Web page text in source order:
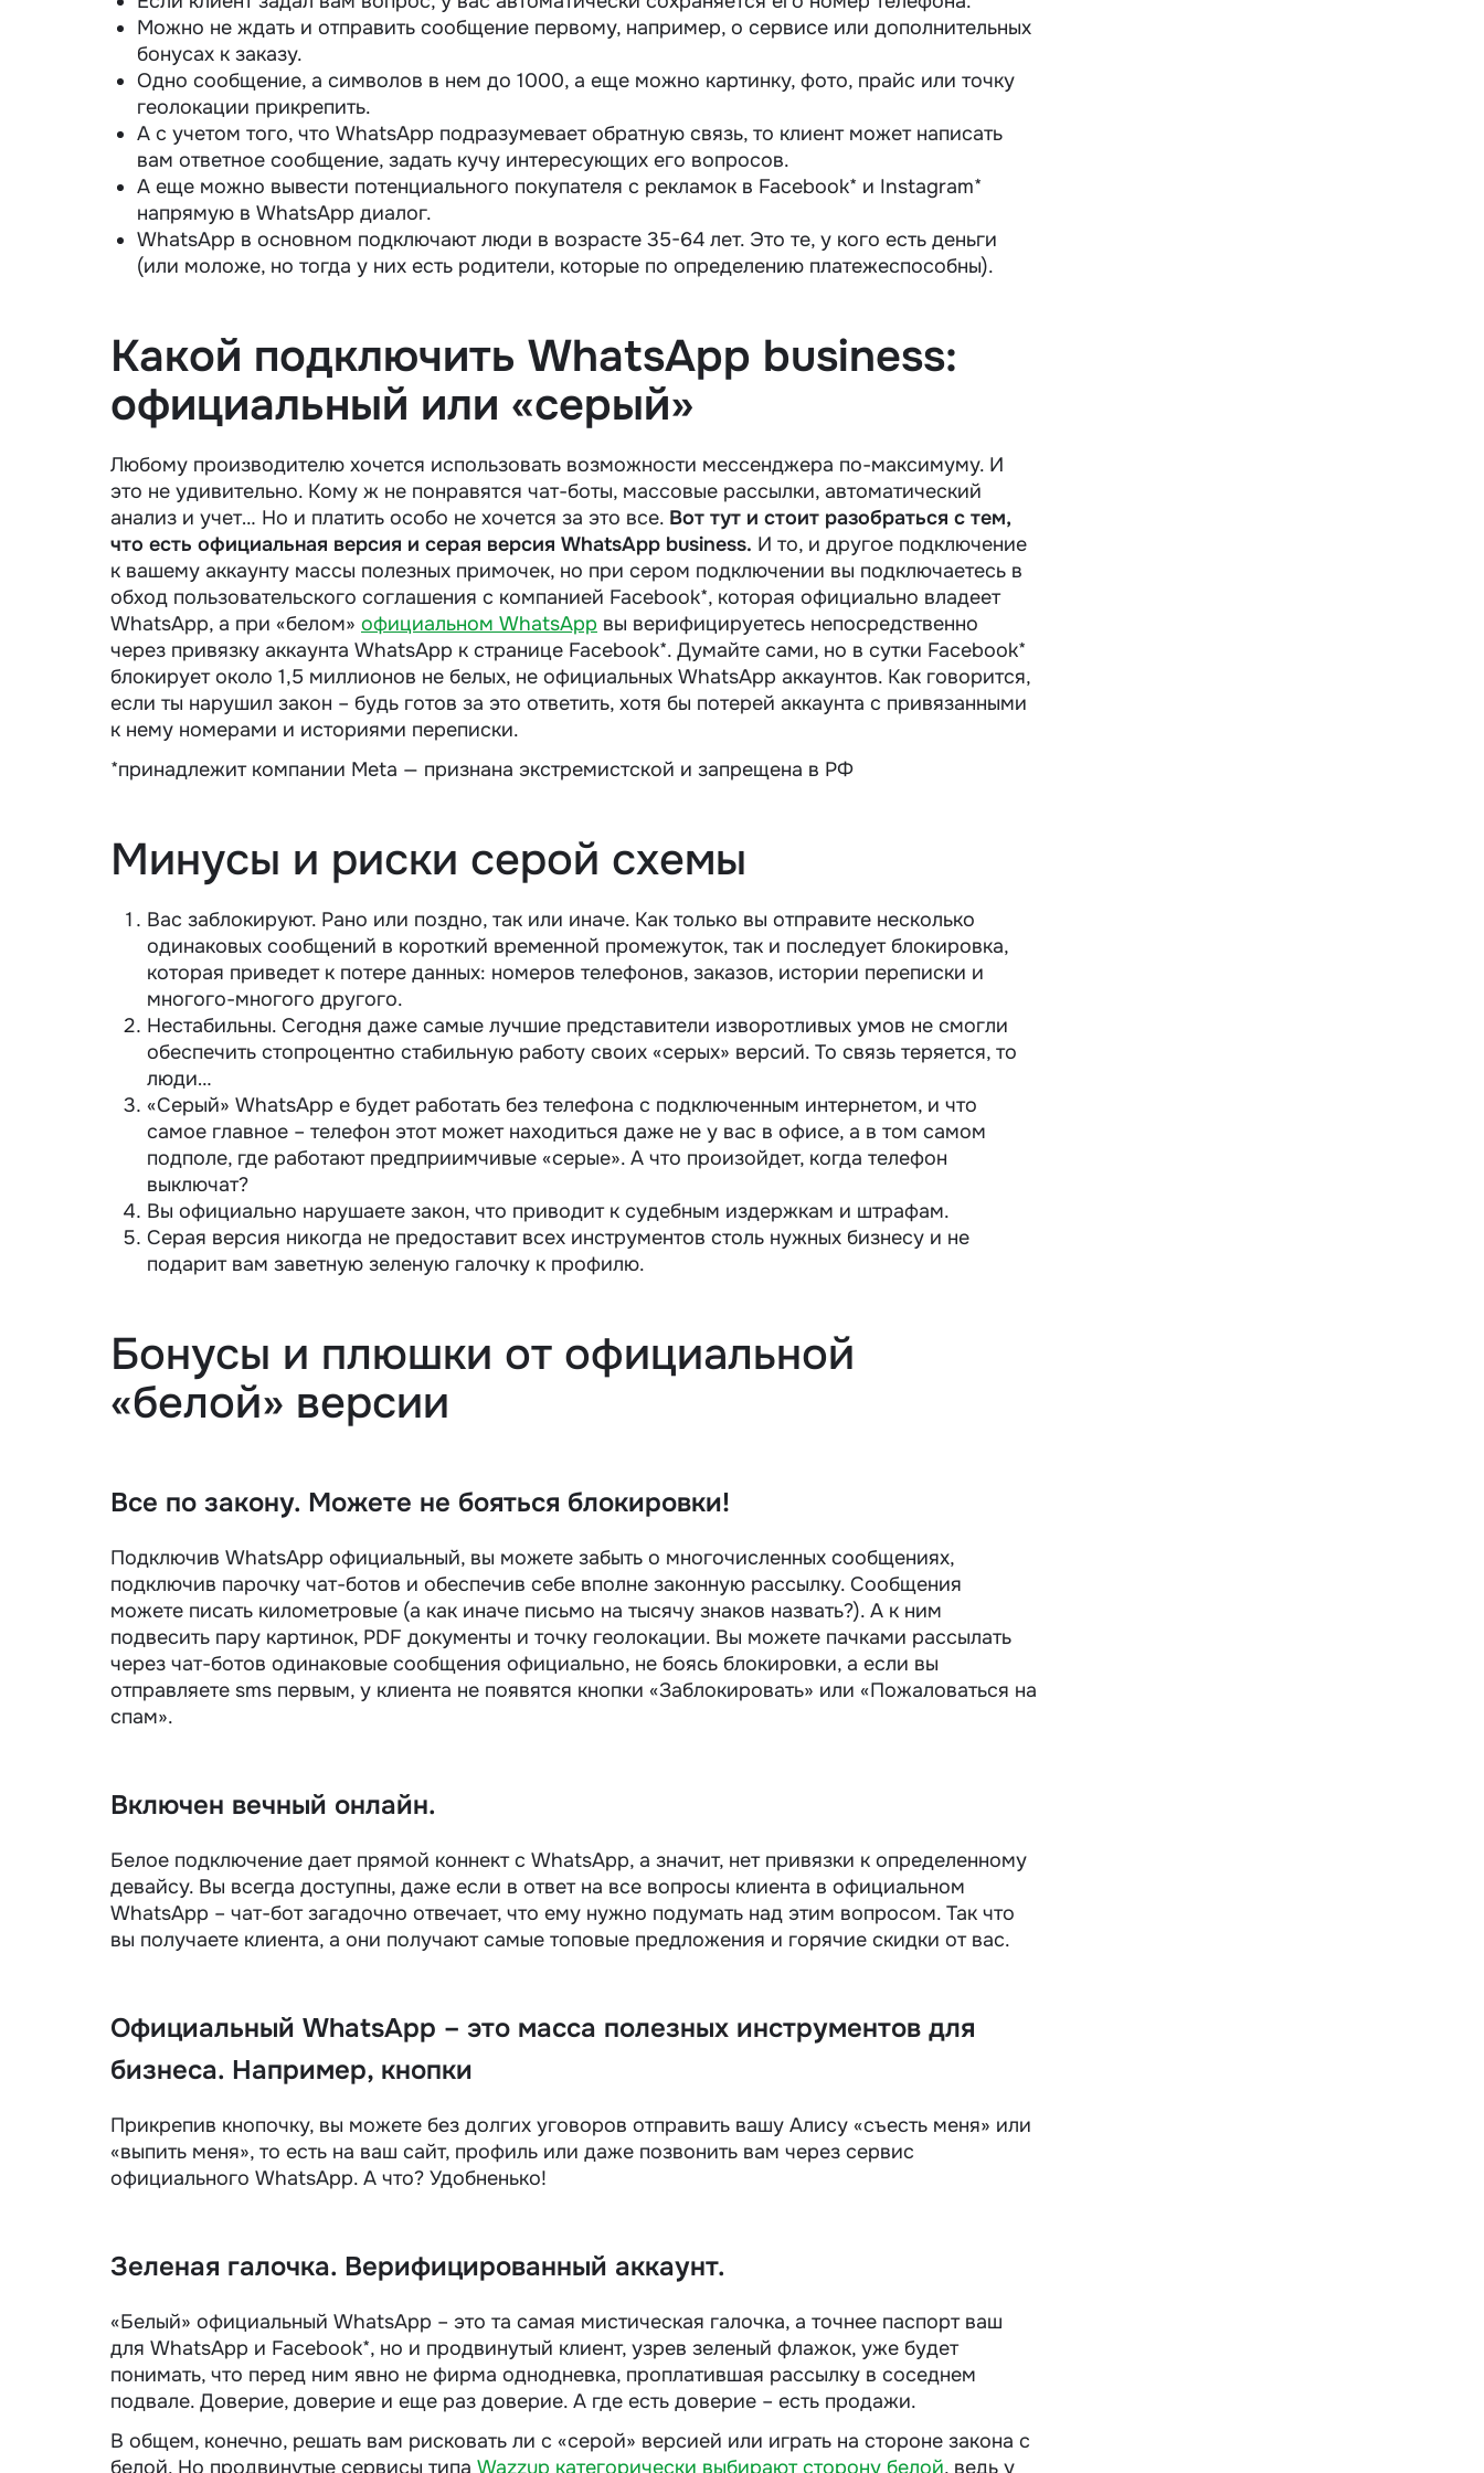
Можно не ждать и отправить сообщение первому, например, о сервисе или дополнительных
бонусах к заказу.
Одно сообщение, а символов в нем до 1000, а еще можно картинку, фото, прайс или точку
геолокации прикрепить.
А с учетом того, что WhatsApp подразумевает обратную связь, то клиент может написать
вам ответное сообщение, задать кучу интересующих его вопросов.
А еще можно вывести потенциального покупателя с рекламок в Facebook* и Instagram*
напрямую в WhatsApp диалог.
WhatsApp в основном подключают люди в возрасте 35-64 лет. Это те, у кого есть деньги
(или моложе, но тогда у них есть родители, которые по определению платежеспособны).
Какой подключить WhatsApp business:
официальный или «серый»
Любому производителю хочется использовать возможности мессенджера по-максимуму. И
это не удивительно. Кому ж не понравятся чат-боты, массовые рассылки, автоматический
анализ и учет… Но и платить особо не хочется за это все. Вот тут и стоит разобраться с тем,
что есть официальная версия и серая версия WhatsApp business. И то, и другое подключение
к вашему аккаунту массы полезных примочек, но при сером подключении вы подключаетесь в
обход пользовательского соглашения с компанией Facebook*, которая официально владеет
WhatsApp, а при «белом» официальном WhatsApp вы верифицируетесь непосредственно
через привязку аккаунта WhatsApp к странице Facebook*. Думайте сами, но в сутки Facebook*
блокирует около 1,5 миллионов не белых, не официальных WhatsApp аккаунтов. Как говорится,
если ты нарушил закон – будь готов за это ответить, хотя бы потерей аккаунта с привязанными
к нему номерами и историями переписки.
*принадлежит компании Meta — признана экстремистской и запрещена в РФ
Минусы и риски серой схемы
Вас заблокируют. Рано или поздно, так или иначе. Как только вы отправите несколько
одинаковых сообщений в короткий временной промежуток, так и последует блокировка,
которая приведет к потере данных: номеров телефонов, заказов, истории переписки и
многого-многого другого.
Нестабильны. Сегодня даже самые лучшие представители изворотливых умов не смогли
обеспечить стопроцентно стабильную работу своих «серых» версий. То связь теряется, то
люди…
«Серый» WhatsApp е будет работать без телефона с подключенным интернетом, и что
самое главное – телефон этот может находиться даже не у вас в офисе, а в том самом
подполе, где работают предприимчивые «серые». А что произойдет, когда телефон
выключат?
Вы официально нарушаете закон, что приводит к судебным издержкам и штрафам.
Серая версия никогда не предоставит всех инструментов столь нужных бизнесу и не
подарит вам заветную зеленую галочку к профилю.
Бонусы и плюшки от официальной
«белой» версии
Все по закону. Можете не бояться блокировки!
Подключив WhatsApp официальный, вы можете забыть о многочисленных сообщениях,
подключив парочку чат-ботов и обеспечив себе вполне законную рассылку. Сообщения
можете писать километровые (а как иначе письмо на тысячу знаков назвать?). А к ним
подвесить пару картинок, PDF документы и точку геолокации. Вы можете пачками рассылать
через чат-ботов одинаковые сообщения официально, не боясь блокировки, а если вы
отправляете sms первым, у клиента не появятся кнопки «Заблокировать» или «Пожаловаться на
спам».
Включен вечный онлайн.
Белое подключение дает прямой коннект с WhatsApp, а значит, нет привязки к определенному
девайсу. Вы всегда доступны, даже если в ответ на все вопросы клиента в официальном
WhatsApp – чат-бот загадочно отвечает, что ему нужно подумать над этим вопросом. Так что
вы получаете клиента, а они получают самые топовые предложения и горячие скидки от вас.
Официальный WhatsApp – это масса полезных инструментов для
бизнеса. Например, кнопки
Прикрепив кнопочку, вы можете без долгих уговоров отправить вашу Алису «съесть меня» или
«выпить меня», то есть на ваш сайт, профиль или даже позвонить вам через сервис
официального WhatsApp. А что? Удобненько!
Зеленая галочка. Верифицированный аккаунт.
«Белый» официальный WhatsApp – это та самая мистическая галочка, а точнее паспорт ваш
для WhatsApp и Facebook*, но и продвинутый клиент, узрев зеленый флажок, уже будет
понимать, что перед ним явно не фирма однодневка, проплатившая рассылку в соседнем
подвале. Доверие, доверие и еще раз доверие. А где есть доверие – есть продажи.
В общем, конечно, решать вам рисковать ли с «серой» версией или играть на стороне закона с
белой. Но продвинутые сервисы типа Wazzup категорически выбирают сторону белой, ведь у